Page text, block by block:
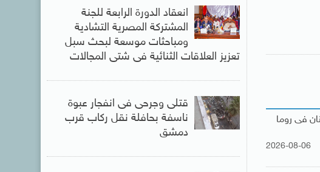
فى روما
2026-08-06
انعقاد الدورة الرابعة للجنة
المشتركة المصرية التشادية
ومباحثات موسعة لبحث سبل
تعزيز العلاقات الثنائية فى شتى المجالات
قتلى وجرحى فى انفجار عبوة
ناسفة بحافلة نقل ركاب قرب
دمشق